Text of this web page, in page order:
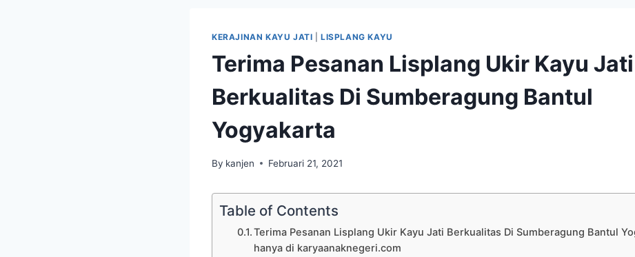
KERAJINAN KAYU JATI |LISPLANG KAYU
Terima Pesanan Lisplang Ukir Kayu Jati
Berkualitas Di Sumberagung Bantul
Yogyakarta
By kanjen Februari 21, 2021
Table of Contents
Terima Pesanan Lisplang Ukir Kayu Jati Berkualitas Di Sumberagung Bantul
hanya di karyaanaknegeri.com